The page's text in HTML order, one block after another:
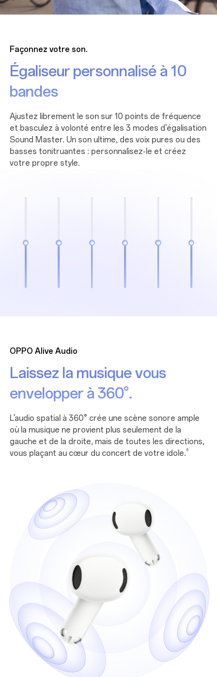
Façonnez votre son.
Égaliseur personnalisé à 10
bandes
Ajustez librement le son sur 10 points de fréquence
et basculez à volonté entre les 3 modes d'égalisation
Sound Master. Un son ultime, des voix pures ou des
basses tonitruantes : personnalisez-le et créez
votre propre style.
OPPO Alive Audio
Laissez la musique vous
envelopper à 360°.
L'audio spatial à 360° crée une scène sonore ample
où la musique ne provient plus seulement de la
gauche et de la droite, mais de toutes les directions,
vous plaçant au cœur du concert de votre idole. 6